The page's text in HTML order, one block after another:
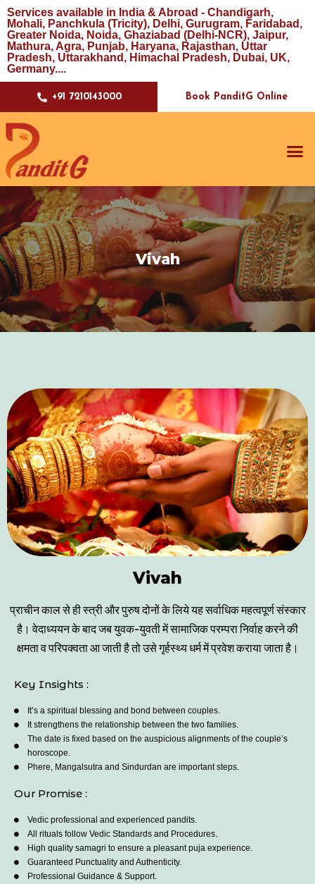
Services available in India & Abroad - Chandigarh,
Mohali, Panchkula (Tricity), Delhi, Gurugram, Faridabad,
Greater Noida, Noida, Ghaziabad (Delhi-NCR), Jaipur,
Mathura, Agra, Punjab, Haryana, Rajasthan, Uttar
Pradesh, Uttarakhand, Himachal Pradesh, Dubai, UK,
Germany....
+91 7210143000 Book PanditG Online
Vivah
Vivah
प्राचीन काल से ही स्त्री और पुरुष दोनों के लिये यह सर्वाधिक महत्वपूर्ण संस्कार
है। वेदाध्ययन के बाद जब युवक-युवती में सामाजिक परम्परा निर्वाह करने की
क्षमता व परिपक्वता आ जाती है तो उसे गृर्हस्थ्य धर्म में प्रवेश कराया जाता है।
Key Insights :
It’s a spiritual blessing and bond between couples.
It strengthens the relationship between the two families.
The date is fixed based on the auspicious alignments of the couple’s
horoscope.
Phere, Mangalsutra and Sindurdan are important steps.
Our Promise :
Vedic professional and experienced pandits.
All rituals follow Vedic Standards and Procedures.
High quality samagri to ensure a pleasant puja experience.
Guaranteed Punctuality and Authenticity.
Professional Guidance & Support.